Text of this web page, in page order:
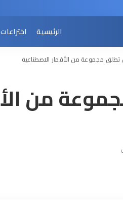
الرئيسية اختراعات
تطلق مجموعة من الأقمار الاصطناعية
من